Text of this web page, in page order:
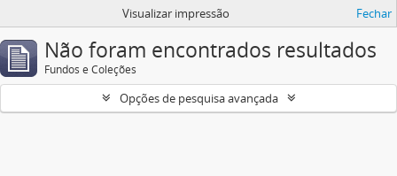
Visualizar impressão Fechar
Não foram encontrados resultados
Fundos e Coleções
Opções de pesquisa avançada